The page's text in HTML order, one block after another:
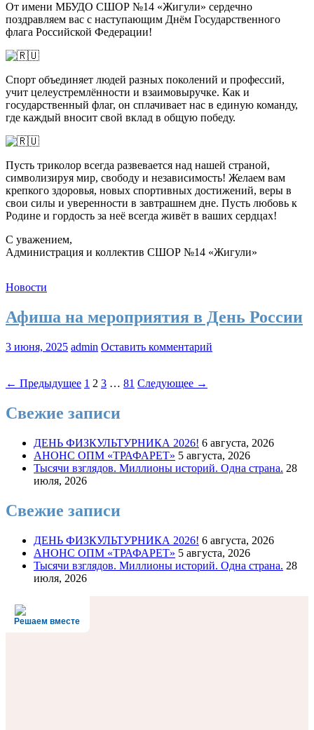
От имени МБУДО СШОР №14 «Жигули» сердечно
поздравляем вас с наступающим Днём Государственного
флага Российской Федерации!
Спорт объединяет людей разных поколений и профессий,
учит целеустремлённости и взаимовыручке. Как и
государственный флаг, он сплачивает нас в единую команду,
где каждый вносит свой вклад в общую победу.
Пусть триколор всегда развевается над нашей страной,
символизируя мир, свободу и независимость! Желаем вам
крепкого здоровья, новых спортивных достижений, веры в
свои силы и уверенности в завтрашнем дне. Пусть любовь к
Родине и гордость за неё всегда живёт в ваших сердцах!
С уважением,
Администрация и коллектив СШОР №14 «Жигули»
Новости
Афиша на мероприятия в День России
3 июня, 2025 admin Оставить комментарий
Навигация
по
записям
← Предыдущее 1 2 3 … 81 Следующее →
Свежие записи
ДЕНЬ ФИЗКУЛЬТУРНИКА 2026! 6 августа, 2026
АНОНС ОПМ «ТРАФАРЕТ» 5 августа, 2026
Тысячи взглядов. Миллионы историй. Одна страна. 28
июля, 2026
Свежие записи
ДЕНЬ ФИЗКУЛЬТУРНИКА 2026! 6 августа, 2026
АНОНС ОПМ «ТРАФАРЕТ» 5 августа, 2026
Тысячи взглядов. Миллионы историй. Одна страна. 28
июля, 2026
Решаем вместе